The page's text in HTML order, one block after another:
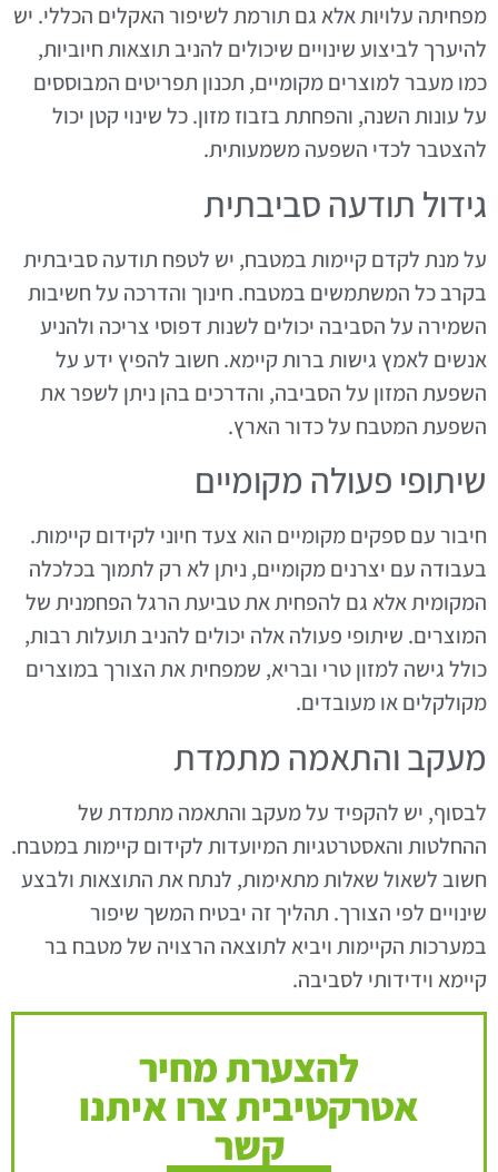
מפחיתה עלויות אלא גם תורמת לשיפור האקלים הכללי. יש
להיערך לביצוע שינויים שיכולים להניב תוצאות חיוביות,
כמו מעבר למוצרים מקומיים, תכנון תפריטים המבוססים
על עונות השנה, והפחתת בזבוז מזון. כל שינוי קטן יכול
להצטבר לכדי השפעה משמעותית.
גידול תודעה סביבתית
על מנת לקדם קיימות במטבח, יש לטפח תודעה סביבתית
בקרב כל המשתמשים במטבח. חינוך והדרכה על חשיבות
השמירה על הסביבה יכולים לשנות דפוסי צריכה ולהניע
אנשים לאמץ גישות ברות קיימא. חשוב להפיץ ידע על
השפעת המזון על הסביבה, והדרכים בהן ניתן לשפר את
השפעת המטבח על כדור הארץ.
שיתופי פעולה מקומיים
חיבור עם ספקים מקומיים הוא צעד חיוני לקידום קיימות.
בעבודה עם יצרנים מקומיים, ניתן לא רק לתמוך בכלכלה
המקומית אלא גם להפחית את טביעת הרגל הפחמנית של
המוצרים. שיתופי פעולה אלה יכולים להניב תועלות רבות,
כולל גישה למזון טרי ובריא, שמפחית את הצורך במוצרים
מקולקלים או מעובדים.
מעקב והתאמה מתמדת
לבסוף, יש להקפיד על מעקב והתאמה מתמדת של
ההחלטות והאסטרטגיות המיועדות לקידום קיימות במטבח.
חשוב לשאול שאלות מתאימות, לנתח את התוצאות ולבצע
שינויים לפי הצורך. תהליך זה יבטיח המשך שיפור
במערכות הקיימות ויביא לתוצאה הרצויה של מטבח בר
קיימא וידידותי לסביבה.
להצערת מחיר
אטרקטיבית צרו איתנו
קשר